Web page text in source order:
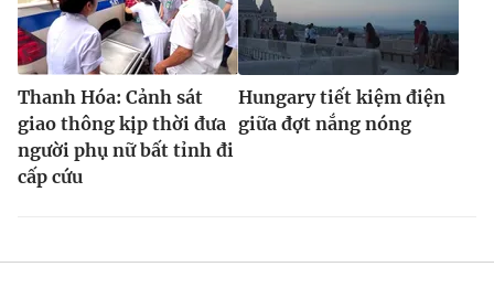
Thanh Hóa: Cảnh sát
giao thông kịp thời đưa
người phụ nữ bất tỉnh đi
cấp cứu
Hungary tiết kiệm điện
giữa đợt nắng nóng